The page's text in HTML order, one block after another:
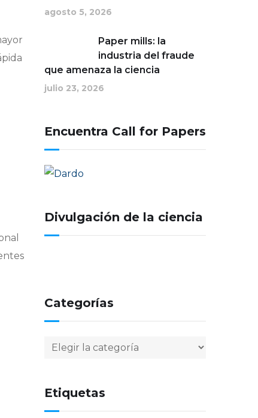
agosto 5, 2026
Paper mills: la
industria del fraude
que amenaza la ciencia
julio 23, 2026
Encuentra Call for Papers
Divulgación de la ciencia
Categorías
Categorías
Etiquetas